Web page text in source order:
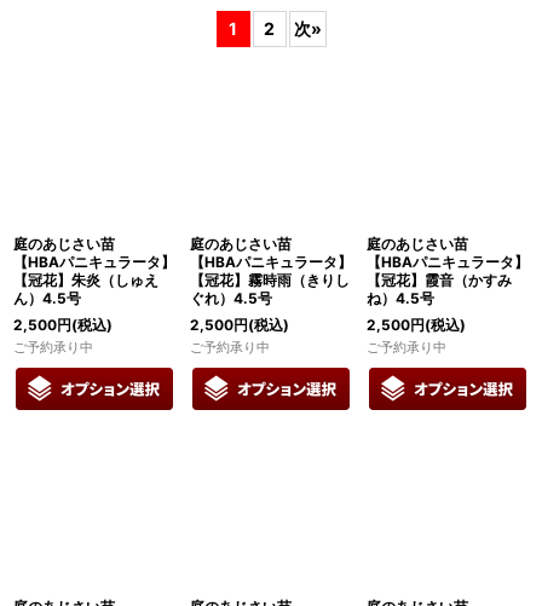
絞り込む
1 2 次»
庭のあじさい苗
【HBAパニキュラータ】
【冠花】朱炎（しゅえ
ん）4.5号
2,500円(税込)
ご予約承り中
庭のあじさい苗
【HBAパニキュラータ】
【冠花】霧時雨（きりし
ぐれ）4.5号
2,500円(税込)
ご予約承り中
庭のあじさい苗
【HBAパニキュラータ】
【冠花】霞音（かすみ
ね）4.5号
2,500円(税込)
ご予約承り中